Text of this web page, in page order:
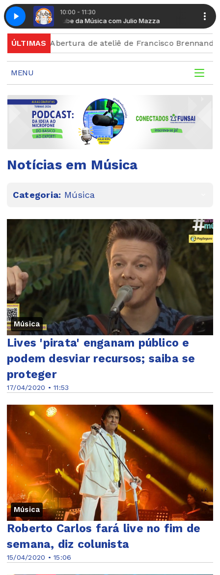
10:00 - 11:30
Clube da Música com Julio Mazza Clube da Música
ÚLTIMAS
Abertura de ateliê de Francisco Brennand celebra
MENU
Notícias em Música
Categoria: Música
Música
17/04/2020 • 11:53
Lives 'pirata' enganam público e
podem desviar recursos; saiba se
proteger
Música
15/04/2020 • 15:06
Roberto Carlos fará live no fim de
semana, diz colunista